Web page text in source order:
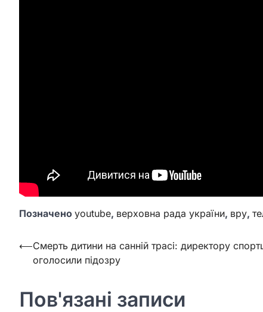
Позначено youtube, верховна рада україни, вру,
Навігація
записів
⟵Смерть дитини на санній трасі: директору
оголосили підозру
Пов'язані записи